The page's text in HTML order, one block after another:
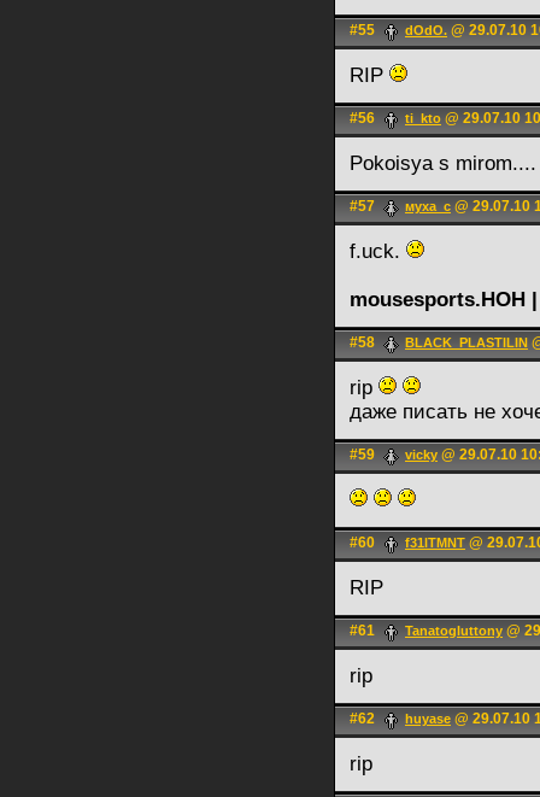
#55 dOdO. @ 29.07.10
RIP
#56 ti_kto @ 29.07.10
Pokoisya s
#57 муха_с @ 29.07.10
f.uck.
mousesports.HOH
#58 BLACK_PLASTILIN
rip
даже писать не
#59 vicky @ 29.07.10
#60 f31lTMNT @
RIP
#61 Tanatogluttony @
rip
#62 huyase @ 29.07.10
rip